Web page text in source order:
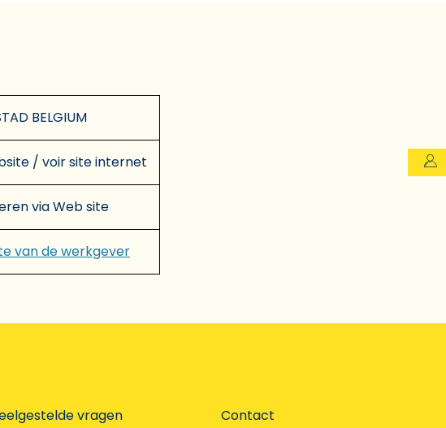
BELGIUM
/ voir site internet
via Web site
van de werkgever
vragen Contact